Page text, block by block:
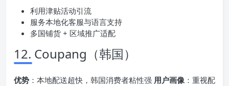
利用津贴活动引流
服务本地化客服与语言支持
多国铺货 + 区域推广适配
12. Coupang（韩国）
优势 ：本地配送超快，韩国消费者粘性强 用户画像：重视配